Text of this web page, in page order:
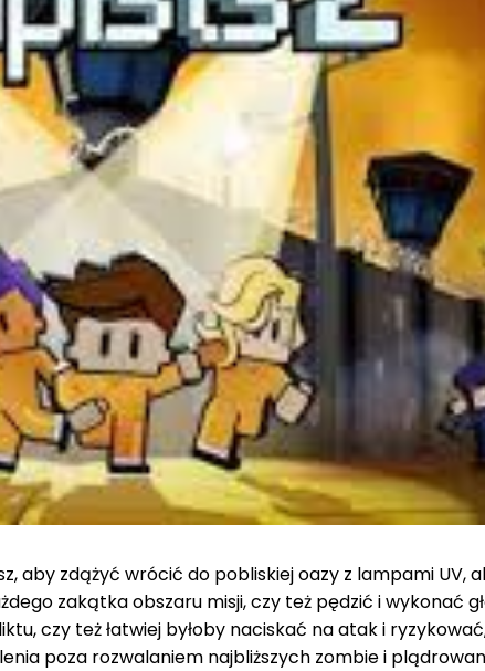
aby zdążyć wrócić do pobliskiej oazy z lampami UV,
zakątka obszaru misji, czy też pędzić i wykonać
czy też łatwiej byłoby naciskać na atak i
poza rozwalaniem najbliższych zombie i